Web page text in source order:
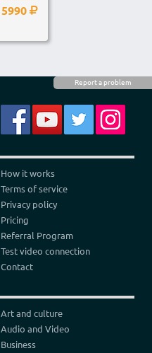
Report a problem
5990
How it works
Terms of service
Privacy policy
Pricing
Referral Program
Test video connection
Contact
Art and culture
Audio and Video
Business